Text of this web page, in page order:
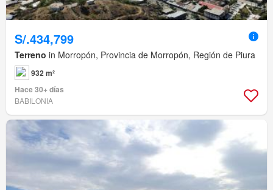
S/.434,799
Terreno in Morropón, Provincia de Morropón, Región de Piura
932 m²
Hace 30+ días
BABILONIA